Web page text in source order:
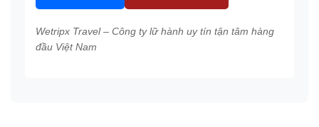
Wetripx Travel – Công ty lữ hành uy tín tận tâm hàng
đầu Việt Nam